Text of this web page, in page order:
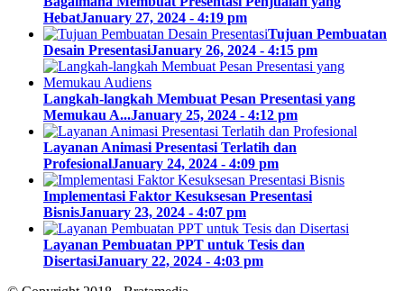
HebatJanuary 27, 2024 - 4:19 pm
Tujuan Pembuatan
Desain PresentasiJanuary 26, 2024 - 4:15 pm
Langkah-langkah Membuat Pesan Presentasi yang
Memukau A...January 25, 2024 - 4:12 pm
Layanan Animasi Presentasi Terlatih dan
ProfesionalJanuary 24, 2024 - 4:09 pm
Implementasi Faktor Kesuksesan Presentasi
BisnisJanuary 23, 2024 - 4:07 pm
Layanan Pembuatan PPT untuk Tesis dan
DisertasiJanuary 22, 2024 - 4:03 pm